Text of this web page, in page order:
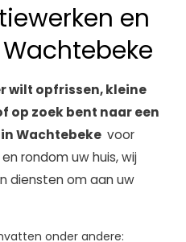
en
wilt opfrissen, kleine
op zoek bent naar een
Wachtebeke voor
rondom uw huis, wij
diensten om aan uw
onder andere: